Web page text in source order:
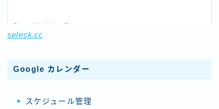
seleck.cc
Google カレンダー
スケジュール管理